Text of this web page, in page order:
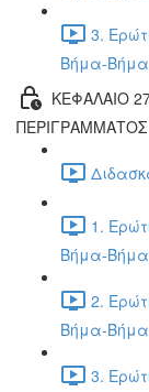
3.
Βήμα-Βήμα
ΚΕΦΑΛΑΙΟ
ΠΕΡΙΓΡΑΜΜΑΤΟΣ
1.
Βήμα-Βήμα
2.
Βήμα-Βήμα
3.